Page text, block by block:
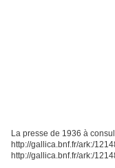
La presse de 1936 à
http://gallica.bnf.fr/ark:/
http://gallica.bnf.fr/ark:/